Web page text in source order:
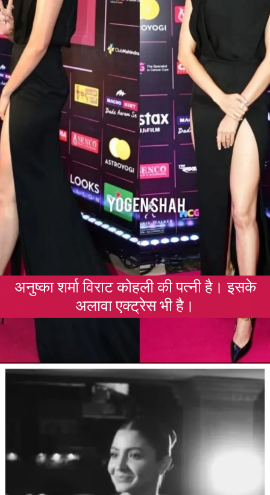
अनुष्का शर्मा विराट कोहली की पत्नी है। इसके
अलावा एक्ट्रेस भी है।